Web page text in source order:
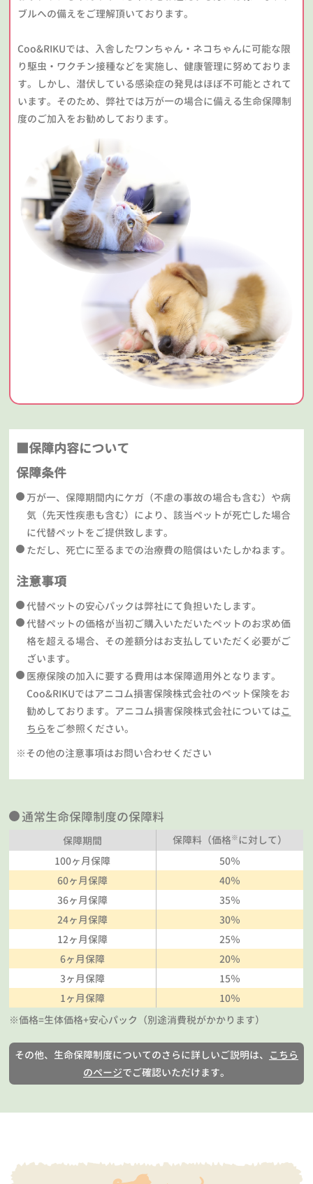
ブルへの備えをご理解頂いております。
Coo&RIKUでは、入舎したワンちゃん・ネコちゃんに可能な限
り駆虫・ワクチン接種などを実施し、健康管理に努めておりま
す。しかし、潜伏している感染症の発見はほぼ不可能とされて
います。そのため、弊社では万が一の場合に備える生命保障制
度のご加入をお勧めしております。
■保障内容について
保障条件
万が一、保障期間内にケガ（不慮の事故の場合も含む）や病
気（先天性疾患も含む）により、該当ペットが死亡した場合
に代替ペットをご提供致します。
ただし、死亡に至るまでの治療費の賠償はいたしかねます。
注意事項
代替ペットの安心パックは弊社にて負担いたします。
代替ペットの価格が当初ご購入いただいたペットのお求め価
格を超える場合、その差額分はお支払していただく必要がご
ざいます。
医療保険の加入に要する費用は本保障適用外となります。
Coo&RIKUではアニコム損害保険株式会社のペット保険をお
勧めしております。アニコム損害保険株式会社についてはこ
ちらをご参照ください。
※その他の注意事項はお問い合わせください
通常生命保障制度の保障料
保障期間 保障料（価格※に対して）
100ヶ月保障
50％
60ヶ月保障
40％
36ヶ月保障
35％
24ヶ月保障
30％
12ヶ月保障
25％
6ヶ月保障
20％
3ヶ月保障
15％
1ヶ月保障
10％
※価格=生体価格+安心パック（別途消費税がかかります）
その他、生命保障制度についてのさらに詳しいご説明は、 こちら
のページでご確認いただけます。